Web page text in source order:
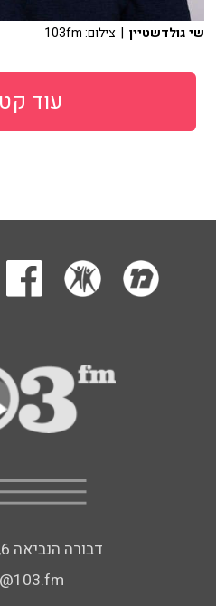
שי גולדשטיין | צילום: 103fm
עוד
דבורה הנביאה 6, רמת השרון